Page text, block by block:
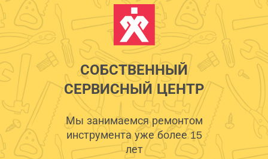
СОБСТВЕННЫЙ
СЕРВИСНЫЙ ЦЕНТР
Мы занимаемся ремонтом
инструмента уже более 15
лет